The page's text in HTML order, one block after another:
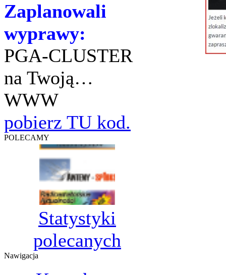
Zaplanowali
wyprawy:
PGA-CLUSTER
na Twoją…
WWW
pobierz TU kod.
POLECAMY
Statystyki
polecanych
Nawigacja